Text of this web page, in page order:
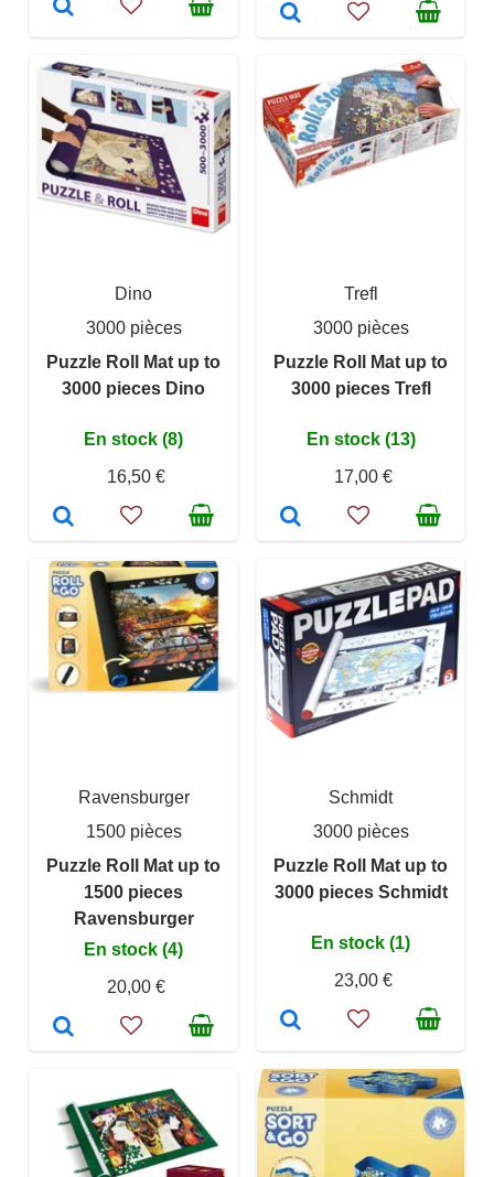
Dino
3000 pièces
Puzzle Roll Mat up to
3000 pieces Dino
En stock (8)
16,50 €
Trefl
3000 pièces
Puzzle Roll Mat up to
3000 pieces Trefl
En stock (13)
17,00 €
Ravensburger
1500 pièces
Puzzle Roll Mat up to
1500 pieces
Ravensburger
En stock (4)
20,00 €
Schmidt
3000 pièces
Puzzle Roll Mat up to
3000 pieces Schmidt
En stock (1)
23,00 €